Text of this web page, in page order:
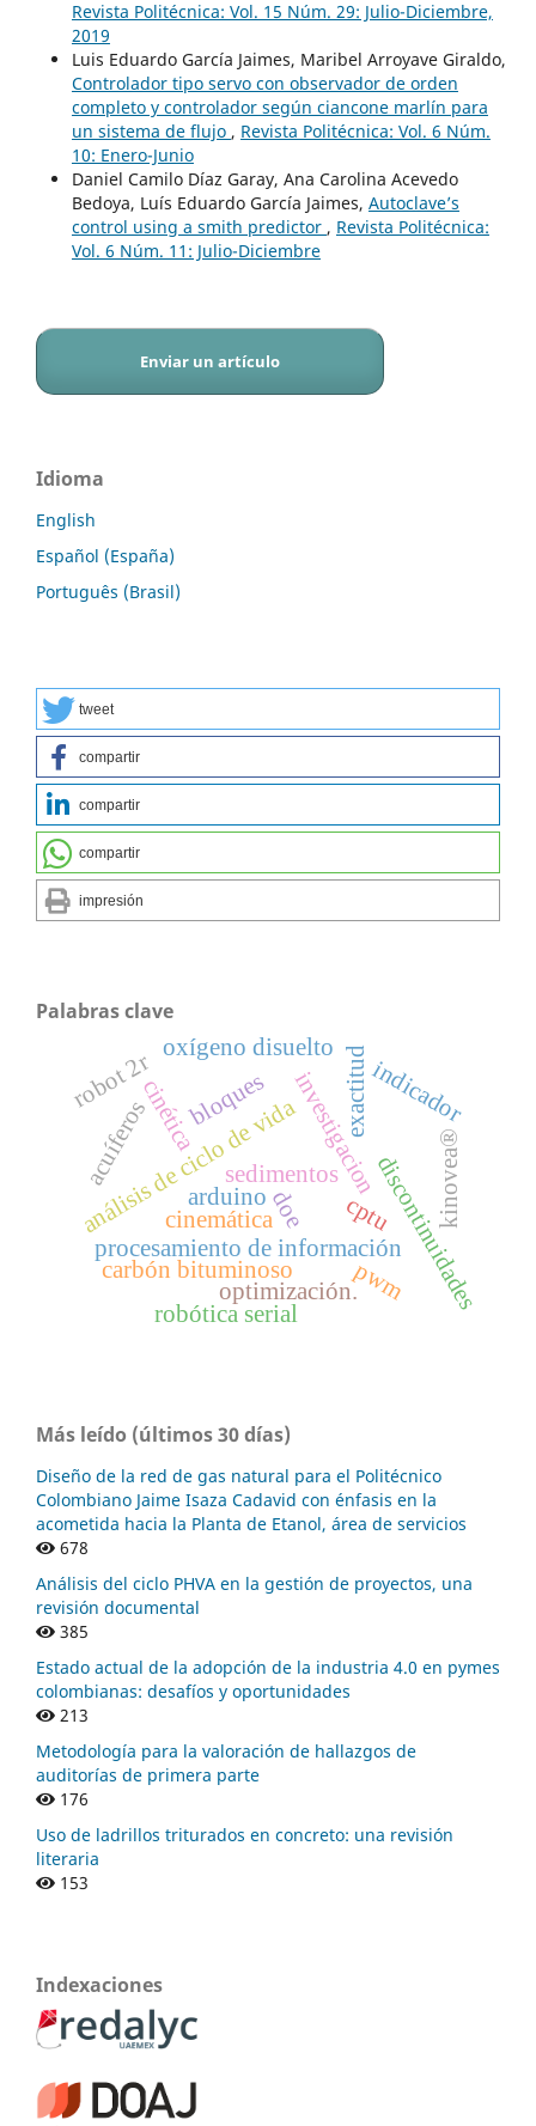
Revista Politécnica: Vol. 15 Núm. 29: Julio-Diciembre,
2019
Luis Eduardo García Jaimes, Maribel Arroyave Giraldo,
Controlador tipo servo con observador de orden
completo y controlador según ciancone marlín para
un sistema de flujo , Revista Politécnica: Vol. 6 Núm.
10: Enero-Junio
Daniel Camilo Díaz Garay, Ana Carolina Acevedo
Bedoya, Luís Eduardo García Jaimes, Autoclave’s
control using a smith predictor , Revista Politécnica:
Vol. 6 Núm. 11: Julio-Diciembre
Enviar un artículo
Idioma
English
Español (España)
Português (Brasil)
tweet
compartir
compartir
compartir
impresión
Palabras clave
investigacion
arduino
análisis de ciclo de vida
procesamiento de informacióndiscontinuidades
cptu
exactitud
oxígeno disuelto
sedimentos kinovea®
cinemática
cinética
carbón bituminoso
acuíferos
optimización.
bloques indicador
doe
robótica serial
robot 2r
pwm
Más leído (últimos 30 días)
Diseño de la red de gas natural para el Politécnico
Colombiano Jaime Isaza Cadavid con énfasis en la
acometida hacia la Planta de Etanol, área de servicios
678
Análisis del ciclo PHVA en la gestión de proyectos, una
revisión documental
385
Estado actual de la adopción de la industria 4.0 en pymes
colombianas: desafíos y oportunidades
213
Metodología para la valoración de hallazgos de
auditorías de primera parte
176
Uso de ladrillos triturados en concreto: una revisión
literaria
153
Indexaciones